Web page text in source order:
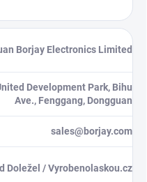
Borjay Electronics Limited
Development Park, Bihu
Ave., Fenggang, Dongguan
sales@borjay.com
Doležel / Vyrobenolaskou.cz